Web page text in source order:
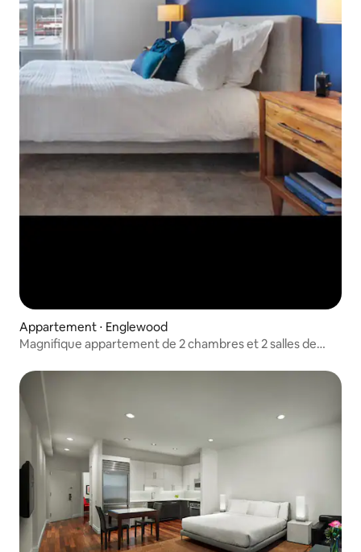
Appartement ⋅ Englewood
Magnifique appartement de 2 chambres et 2 salles de